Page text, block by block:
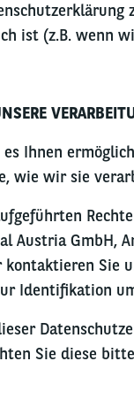
ist (z.B. wenn
es Ihnen
wie wir sie
Austria GmbH,
kontaktieren Sie
Identifikation
Sie diese